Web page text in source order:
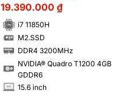
19.390.000 ₫
i7 11850H
SSD M2.SSD
DDR4 3200MHz
NVIDIA® Quadro T1200 4GB
GDDR6
INCH 15.6 inch